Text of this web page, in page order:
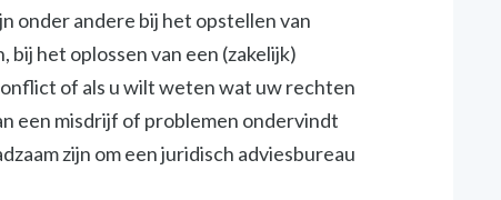
onder andere bij het opstellen van
het oplossen van een (zakelijk)
of als u wilt weten wat uw rechten
een misdrijf of problemen ondervindt
zijn om een juridisch adviesbureau